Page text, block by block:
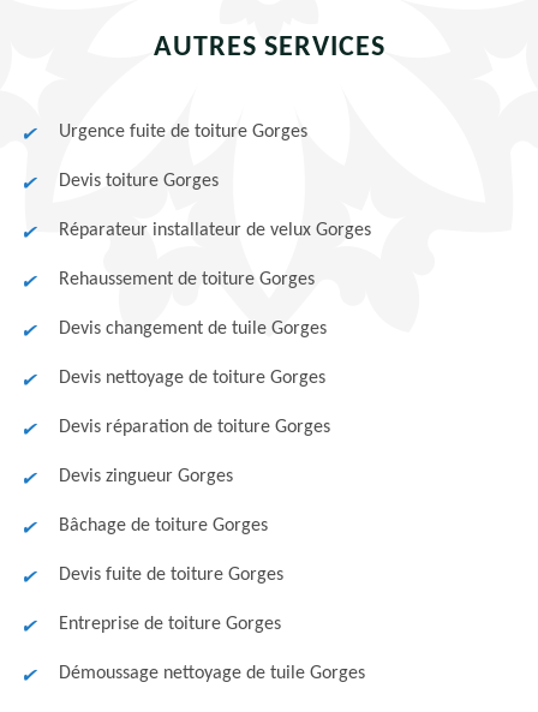
AUTRES SERVICES
Urgence fuite de toiture Gorges
Devis toiture Gorges
Réparateur installateur de velux Gorges
Rehaussement de toiture Gorges
Devis changement de tuile Gorges
Devis nettoyage de toiture Gorges
Devis réparation de toiture Gorges
Devis zingueur Gorges
Bâchage de toiture Gorges
Devis fuite de toiture Gorges
Entreprise de toiture Gorges
Démoussage nettoyage de tuile Gorges